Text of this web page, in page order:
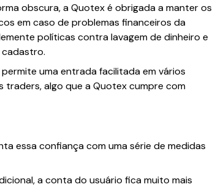
obscura, a Quotex é obrigada a manter os
em caso de problemas financeiros da
políticas contra lavagem de dinheiro e
uma entrada facilitada em vários
algo que a Quotex cumpre com
essa confiança com uma série de medidas
a conta do usuário fica muito mais